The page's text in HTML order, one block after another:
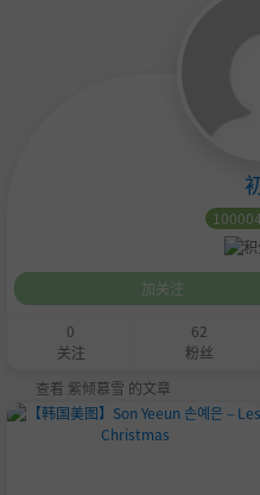
100004
加关注
0
关注
62
粉丝
查看 紫倾慕雪 的文章